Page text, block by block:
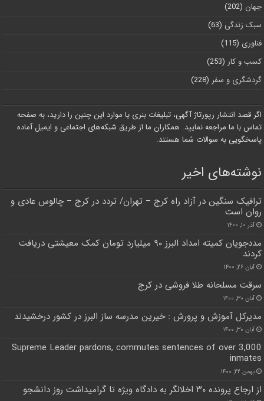
جهان (202)
سبک زندگی (63)
فناوری (115)
کسب و کار (253)
گردشگری و سفر (228)
اگر قصد انتشار رپورتاژ آگهی، تبلیغات بنری یا موارد این چنین را دارید، به صفحه
تماس با ما مراجعه نمایید. همکاران ما از طریق شبکه‌های اجتماعی و ایمیل آماده
پاسخگویی به سوالات شما هستند.
نوشته‌های اخیر
ترافیک سنگین در آزاد راه کرج – تهران/ تردد در کرج – چالوس عادی و
روان است
آذر ۱۰, ۱۴۰۰
مددجویان کمیته امداد البرز ۹۰ میلیارد تومان کمک معیشتی دریافت
کردند
آبان ۲۶, ۱۴۰۰
سرقت مسلحانه طلا فروشی در کرج
آبان ۳۰, ۱۴۰۰
مدیرکل آموزش و پرورش : خیرین مدرسه ساز البرز در کشور درخشیدند
آبان ۳۰, ۱۴۰۰
Supreme Leader pardons, commutes sentences of over 3,000
inmates
بهمن ۲۲, ۱۴۰۰
از ارجاع پرونده ۳۰ اخلالگر به دادگاه ویژه تا گرامیداشت روز دانشجو